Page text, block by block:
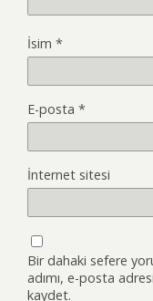
İsim *
E-posta *
İnternet sitesi
Bir dahaki sefere
adımı, e-posta
kaydet.